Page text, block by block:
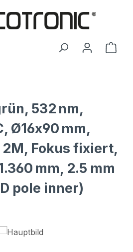
532 nm,
Ø16x90 mm,
Fokus fixiert,
mm, 2.5 mm
pole inner)